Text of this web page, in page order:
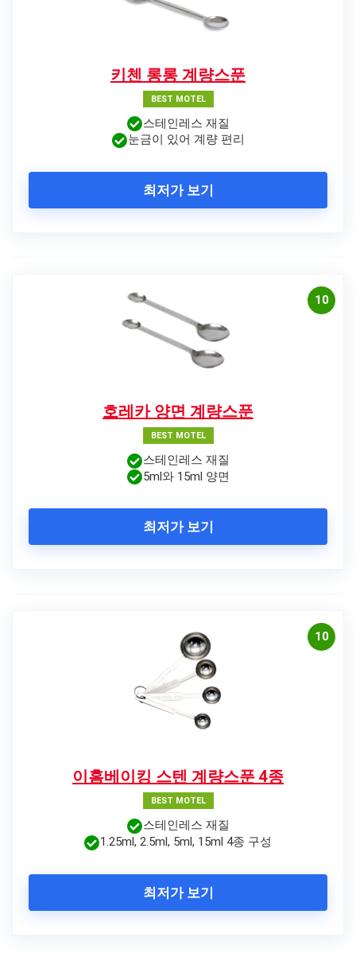
키첸 롱롱 계량스푼
BEST MOTEL
스테인레스 재질
눈금이 있어 계량 편리
최저가 보기
10
호레카 양면 계량스푼
BEST MOTEL
스테인레스 재질
5ml와 15ml 양면
최저가 보기
10
이홈베이킹 스텐 계량스푼 4종
BEST MOTEL
스테인레스 재질
1.25ml, 2.5ml, 5ml, 15ml 4종 구성
최저가 보기